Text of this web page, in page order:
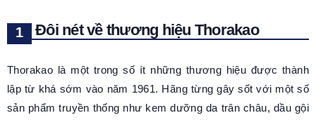
Đôi nét về thương hiệu Thorakao
Thorakao là một trong số ít những thương hiệu được thành
lập từ khá sớm vào năm 1961. Hãng từng gây sốt với một số
sản phẩm truyền thống như kem dưỡng da trân châu, dầu gội